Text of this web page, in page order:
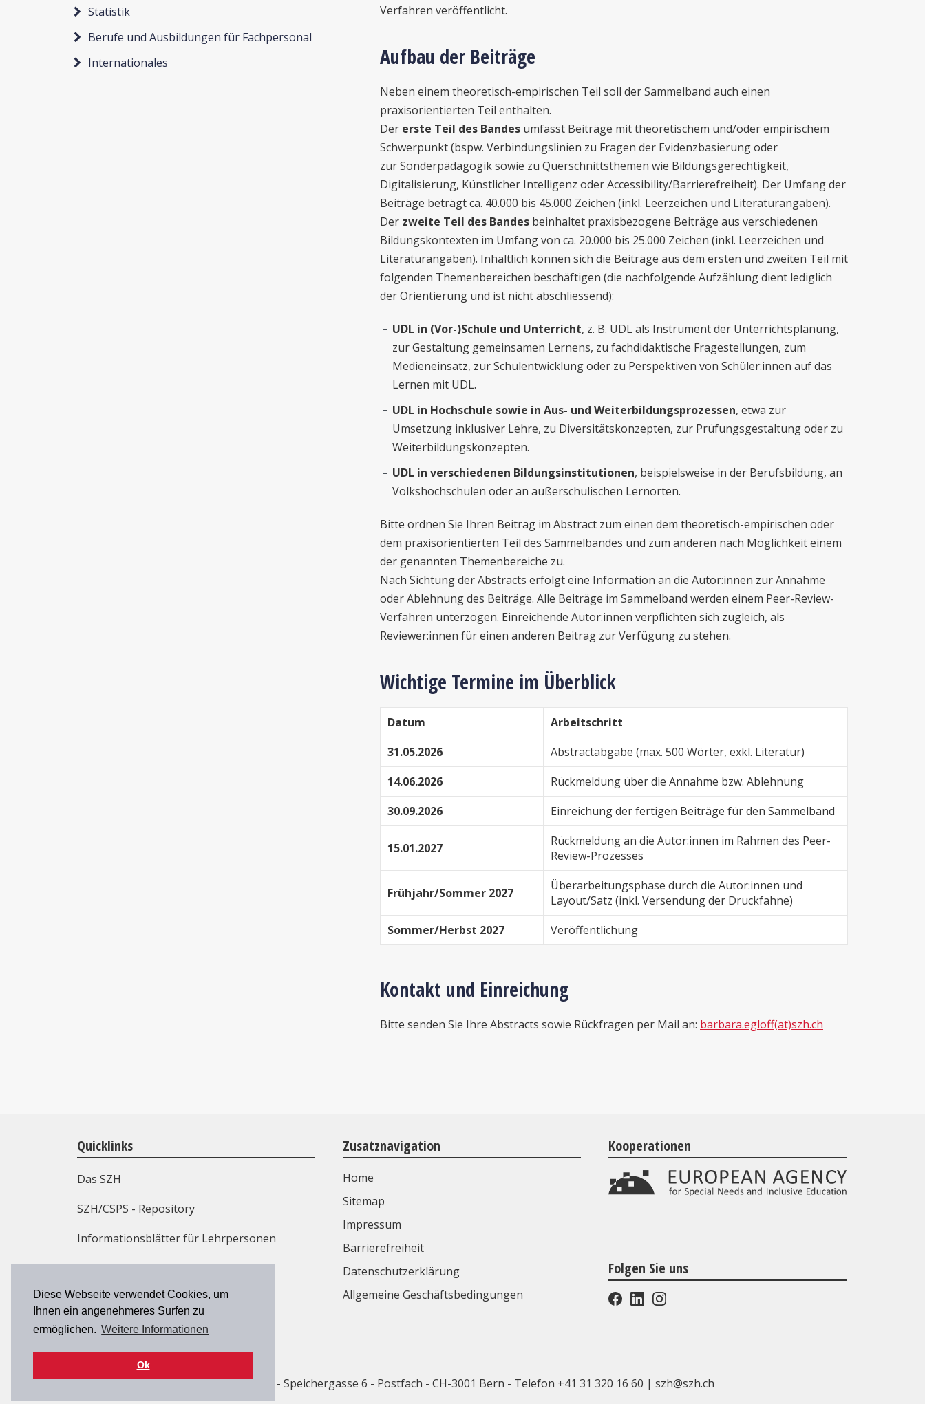
Diese Webseite verwendet Cookies, um
Ihnen ein angenehmeres Surfen zu
ermöglichen. Weitere Informationen
Ok
Statistik
Berufe und Ausbildungen für Fachpersonal
Internationales
Verfahren veröffentlicht.
Aufbau der Beiträge
Neben einem theoretisch-empirischen Teil soll der Sammelband auch einen
praxisorientierten Teil enthalten.
Der erste Teil des Bandes umfasst Beiträge mit theoretischem und/oder empirischem
Schwerpunkt (bspw. Verbindungslinien zu Fragen der Evidenzbasierung oder
zur Sonderpädagogik sowie zu Querschnittsthemen wie Bildungsgerechtigkeit,
Digitalisierung, Künstlicher Intelligenz oder Accessibility/Barrierefreiheit). Der Umfang der
Beiträge beträgt ca. 40.000 bis 45.000 Zeichen (inkl. Leerzeichen und Literaturangaben).
Der zweite Teil des Bandes beinhaltet praxisbezogene Beiträge aus verschiedenen
Bildungskontexten im Umfang von ca. 20.000 bis 25.000 Zeichen (inkl. Leerzeichen und
Literaturangaben). Inhaltlich können sich die Beiträge aus dem ersten und zweiten Teil mit
folgenden Themenbereichen beschäftigen (die nachfolgende Aufzählung dient lediglich
der Orientierung und ist nicht abschliessend):
UDL in (Vor-)Schule und Unterricht, z. B. UDL als Instrument der Unterrichtsplanung,
zur Gestaltung gemeinsamen Lernens, zu fachdidaktische Fragestellungen, zum
Medieneinsatz, zur Schulentwicklung oder zu Perspektiven von Schüler:innen auf das
Lernen mit UDL.
UDL in Hochschule sowie in Aus- und Weiterbildungsprozessen, etwa zur
Umsetzung inklusiver Lehre, zu Diversitätskonzepten, zur Prüfungsgestaltung oder zu
Weiterbildungskonzepten.
UDL in verschiedenen Bildungsinstitutionen, beispielsweise in der Berufsbildung, an
Volkshochschulen oder an außerschulischen Lernorten.
Bitte ordnen Sie Ihren Beitrag im Abstract zum einen dem theoretisch-empirischen oder
dem praxisorientierten Teil des Sammelbandes und zum anderen nach Möglichkeit einem
der genannten Themenbereiche zu.
Nach Sichtung der Abstracts erfolgt eine Information an die Autor:innen zur Annahme
oder Ablehnung des Beiträge. Alle Beiträge im Sammelband werden einem Peer-Review-
Verfahren unterzogen. Einreichende Autor:innen verpflichten sich zugleich, als
Reviewer:innen für einen anderen Beitrag zur Verfügung zu stehen.
Wichtige Termine im Überblick
Datum
Arbeitschritt
31.05.2026
Abstractabgabe (max. 500 Wörter, exkl. Literatur)
14.06.2026
Rückmeldung über die Annahme bzw. Ablehnung
30.09.2026
Einreichung der fertigen Beiträge für den Sammelband
15.01.2027
Rückmeldung an die Autor:innen im Rahmen des Peer-
Review-Prozesses
Frühjahr/Sommer 2027
Überarbeitungsphase durch die Autor:innen und
Layout/Satz (inkl. Versendung der Druckfahne)
Sommer/Herbst 2027
Veröffentlichung
Kontakt und Einreichung
Bitte senden Sie Ihre Abstracts sowie Rückfragen per Mail an: barbara.egloff(at)szh.ch
Quicklinks
Das SZH
SZH/CSPS - Repository
Informationsblätter für Lehrpersonen
Stellenbörse
Weiterbildung
Kontakt
Zusatznavigation
Home
Sitemap
Impressum
Barrierefreiheit
Datenschutzerklärung
Allgemeine Geschäftsbedingungen
Kooperationen
Folgen Sie uns
© 2026 SZH/CSPS| Haus der Kantone - Speichergasse 6 - Postfach - CH-3001 Bern - Telefon +41 31 320 16 60 | szh@szh.ch